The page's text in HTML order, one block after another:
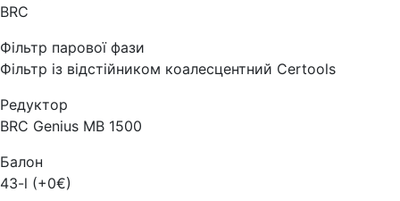
BRC
Фільтр парової фази
Фільтр із відстійником коалесцентний Certools
Редуктор
BRC Genius MB 1500
Балон
43-l (+0€)